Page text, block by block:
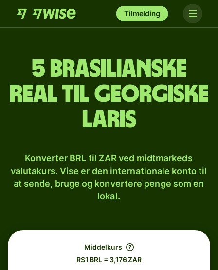
Tilmelding
5 brasilianske
real til georgiske
laris
Konverter BRL til ZAR ved midtmarkeds
valutakurs. Vise er den internationale konto til
at sende, bruge og konvertere penge som en
lokal.
Middelkurs
R$1 BRL = 3,176 ZAR